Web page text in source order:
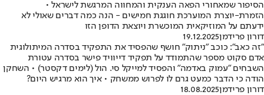
הסיפור שמאחורי הפאה הענקית והמחווה המרגשת לישראל •
הזמרת-יוצרת המוערכת חוגגת חמישים - הנה כמה דברים שאולי לא
ידעתם על המוזיקאית המוכשרת ויוצאת הדופן הזו
דורון פרידמן19.12.2025
"זה כאב": כוכב "ניתוק" חושף שהפסיד את התפקיד בסדרה המיתולוגית
אדם סקוט מספר שהתמודד על תפקיד דייוויד פישר בסדרה עטורת
השבחים "עמוק באדמה" והפסיד למייקל סי. הול (לימים דקסטר) • השחקן
הודה כי הדבר כמעט גרם לו לפרוש ממשחק • איך הוא מרגיש היום?
דורון פרידמן18.08.2025